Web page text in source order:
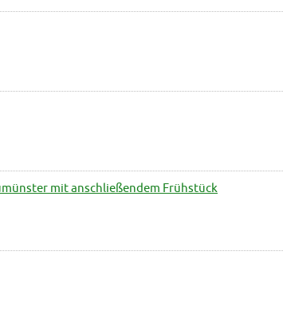
mit anschließendem Frühstück